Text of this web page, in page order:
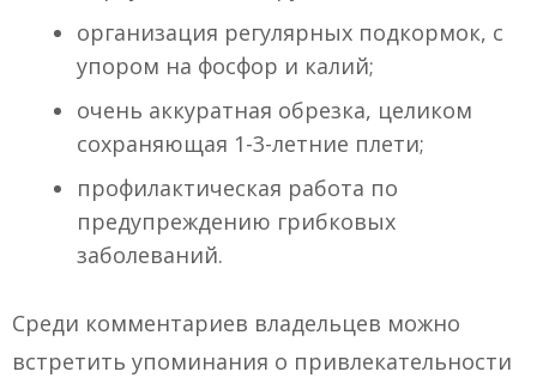
организация регулярных подкормок, с
упором на фосфор и калий;
очень аккуратная обрезка, целиком
сохраняющая 1-3-летние плети;
профилактическая работа по
предупреждению грибковых
заболеваний.
Среди комментариев владельцев можно
встретить упоминания о привлекательности